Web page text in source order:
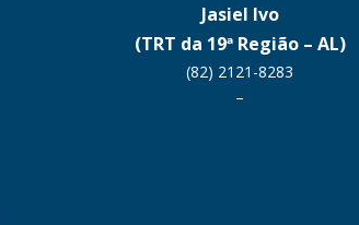
Jasiel Ivo
(TRT da 19ª Região – AL)
(82) 2121-8283
–